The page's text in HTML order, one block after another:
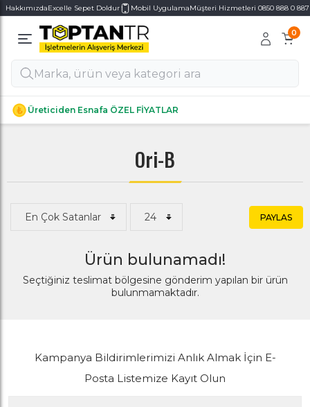
HakkımızdaExcelle Sepet Doldur Mobil UygulamaMüşteri Hizmetleri 0850 888 0 887
0
Üreticiden Esnafa ÖZEL FİYATLAR
Alt Kategoriler
Alt Kategoriler
Ori-B
PAYLAS
Ürün bulunamadı!
Seçtiğiniz teslimat bölgesine gönderim yapılan bir ürün
bulunmamaktadır.
Kampanya Bildirimlerimizi Anlık Almak İçin E-
Posta Listemize Kayıt Olun